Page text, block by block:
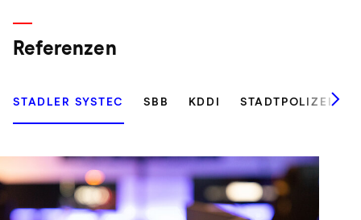
Referenzen
STADLER SYSTEC SBB KDDI STADTPOLIZEI